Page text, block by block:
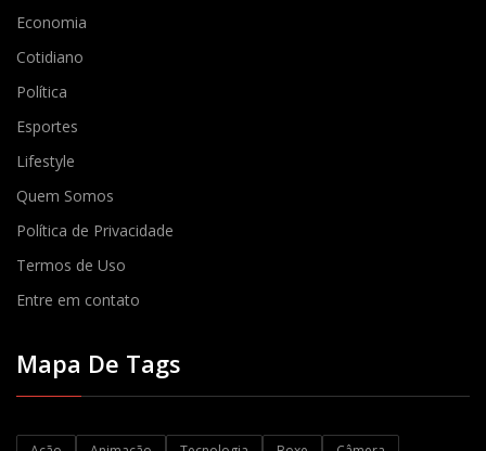
Economia
Cotidiano
Política
Esportes
Lifestyle
Quem Somos
Política de Privacidade
Termos de Uso
Entre em contato
Mapa De Tags